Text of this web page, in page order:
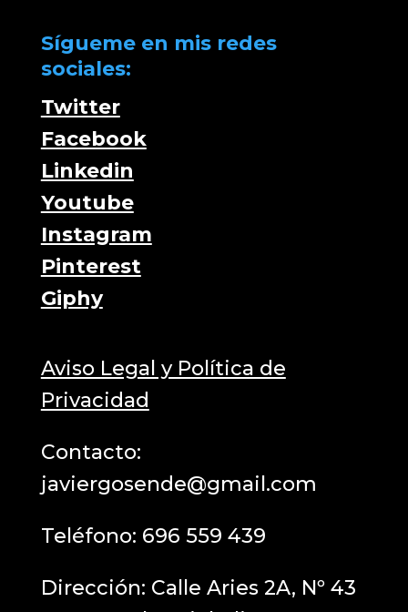
Sígueme en mis redes
sociales:
Twitter
Facebook
Linkedin
Youtube
Instagram
Pinterest
Giphy
Aviso Legal y Política de
Privacidad
Contacto:
javiergosende@gmail.com
Teléfono: 696 559 439
Dirección: Calle Aries 2A, Nº 43